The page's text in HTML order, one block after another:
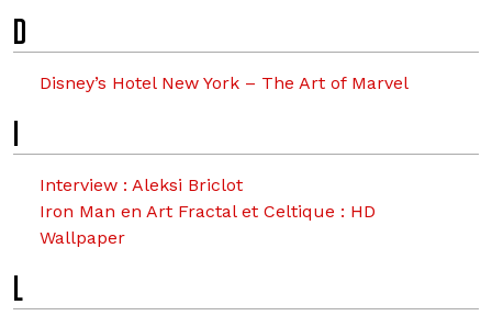
D
Disney’s Hotel New York – The Art of Marvel
I
Interview : Aleksi Briclot
Iron Man en Art Fractal et Celtique : HD
Wallpaper
L